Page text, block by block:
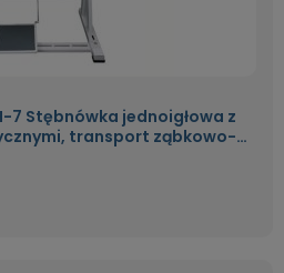
7 Stębnówka jednoigłowa z
transport ząbkowo-